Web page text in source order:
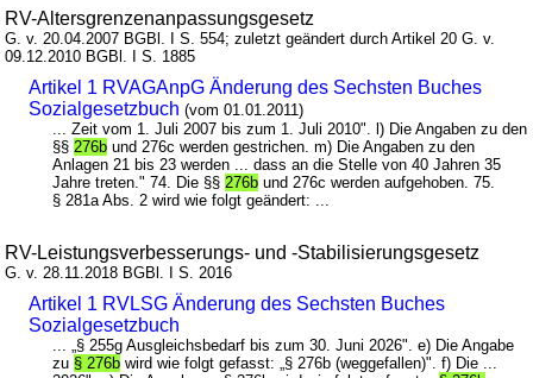
RV-Altersgrenzenanpassungsgesetz
G. v. 20.04.2007 BGBl. I S. 554; zuletzt geändert durch Artikel 20 G. v.
09.12.2010 BGBl. I S. 1885
Artikel 1 RVAGAnpG Änderung des Sechsten Buches
Sozialgesetzbuch (vom 01.01.2011)
... Zeit vom 1. Juli 2007 bis zum 1. Juli 2010". l) Die Angaben zu den
§§276b und 276c werden gestrichen. m) Die Angaben zu den
Anlagen 21 bis 23 werden ... dass an die Stelle von 40 Jahren 35
Jahre treten." 74. Die §§276b und 276c werden aufgehoben. 75.
§ 281a Abs. 2 wird wie folgt geändert: ...
RV-Leistungsverbesserungs- und -Stabilisierungsgesetz
G. v. 28.11.2018 BGBl. I S. 2016
Artikel 1 RVLSG Änderung des Sechsten Buches
Sozialgesetzbuch
... „§ 255g Ausgleichsbedarf bis zum 30. Juni 2026". e) Die Angabe
zu § 276b wird wie folgt gefasst: „§ 276b (weggefallen)". f) Die ...